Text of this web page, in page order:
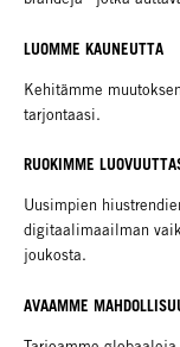
LUOMME KAUNEUTTA
Kehitämme
tarjontaasi.
RUOKIMME
Uusimpien
digitaalimaailman
joukosta.
AVAAMME